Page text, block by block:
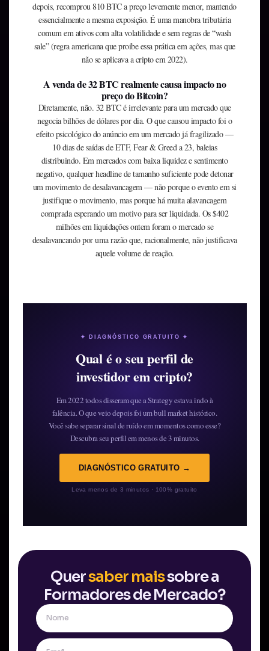
depois, recomprou 810 BTC a preço levemente menor, mantendo
essencialmente a mesma exposição. É uma manobra tributária
comum em ativos com alta volatilidade e sem regras de “wash
sale” (regra americana que proíbe essa prática em ações, mas que
não se aplicava a cripto em 2022).
A venda de 32 BTC realmente causa impacto no
preço do Bitcoin?
Diretamente, não. 32 BTC é irrelevante para um mercado que
negocia bilhões de dólares por dia. O que causou impacto foi o
efeito psicológico do anúncio em um mercado já fragilizado —
10 dias de saídas de ETF, Fear & Greed a 23, baleias
distribuindo. Em mercados com baixa liquidez e sentimento
negativo, qualquer headline de tamanho suficiente pode detonar
um movimento de desalavancagem — não porque o evento em si
justifique o movimento, mas porque há muita alavancagem
comprada esperando um motivo para ser liquidada. Os $402
milhões em liquidações ontem foram o mercado se
desalavancando por uma razão que, racionalmente, não justificava
aquele volume de reação.
✦ DIAGNÓSTICO GRATUITO ✦
Qual é o seu perfil de
investidor em cripto?
Em 2022 todos disseram que a Strategy estava indo à
falência. O que veio depois foi um bull market histórico.
Você sabe separar sinal de ruído em momentos como esse?
Descubra seu perfil em menos de 3 minutos.
DIAGNÓSTICO GRATUITO →
Leva menos de 3 minutos · 100% gratuito
Quersaber maissobre a
Formadores de Mercado?